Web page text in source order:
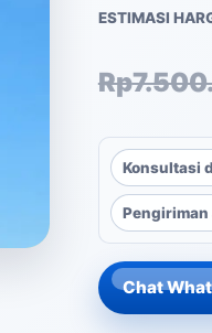
ESTIMASI
Rp
Konsultasi
Pengiriman
Chat